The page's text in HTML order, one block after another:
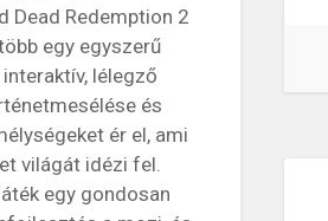
Dead Redemption 2
egy egyszerű
lélegző
és
ér el, ami
világát idézi fel.
egy gondosan